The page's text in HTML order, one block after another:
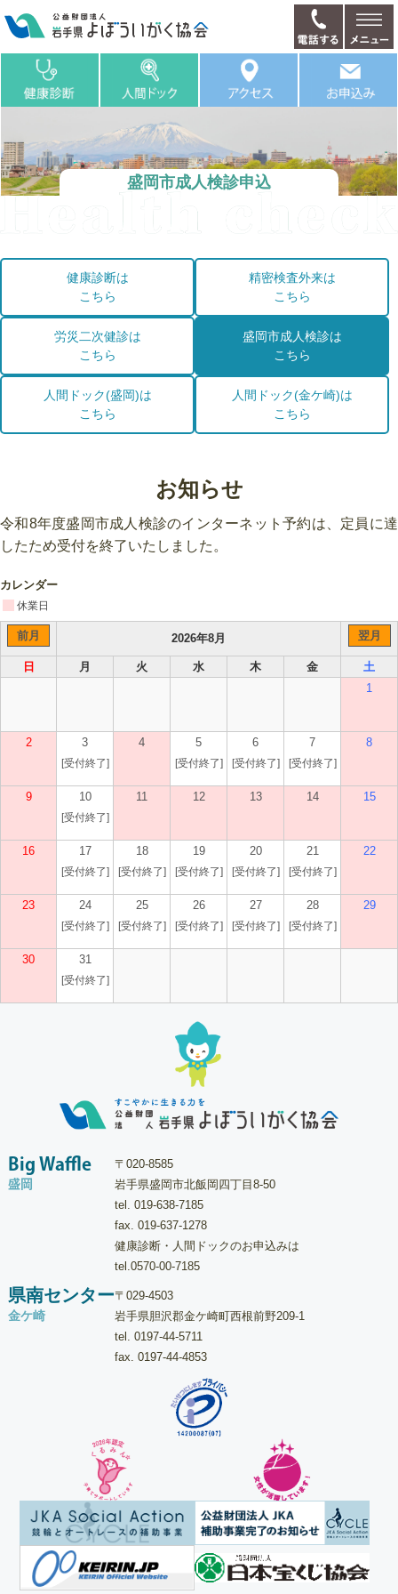
盛岡市成人検診申込
健康診断は
こちら
精密検査外来は
こちら
労災二次健診は
こちら
盛岡市成人検診は
こちら
人間ドック(盛岡)は
こちら
人間ドック(金ケ崎)は
こちら
お知らせ
令和8年度盛岡市成人検診のインターネット予約は、定員に達
したため受付を終了いたしました。
カレンダー
休業日
前月 2026年8月 翌月
日 月 火 水 木 金
土
1
2 3
[受付終了]
4 5
[受付終了]
6
[受付終了]
7
[受付終了]
8
9 10
[受付終了]
11 12 13 14 15
16 17
[受付終了]
18
[受付終了]
19
[受付終了]
20
[受付終了]
21
[受付終了]
22
23 24
[受付終了]
25
[受付終了]
26
[受付終了]
27
[受付終了]
28
[受付終了]
29
30 31
[受付終了]
Big Waffle
盛岡
〒020-8585
岩手県盛岡市北飯岡四丁目8-50
tel. 019-638-7185
fax. 019-637-1278
健康診断・人間ドックのお申込みは
tel. 0570-00-7185
県南センター
金ケ崎
〒029-4503
岩手県胆沢郡金ケ崎町西根前野209-1
tel. 0197-44-5711
fax. 0197-44-4853